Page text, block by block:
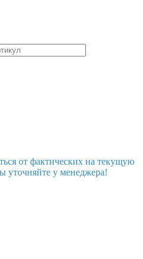
от фактических на текущую
уточняйте у менеджера!